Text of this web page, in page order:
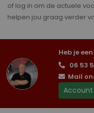
of log in om de actuele
helpen jou graag verder
Heb je
06 53
Mail